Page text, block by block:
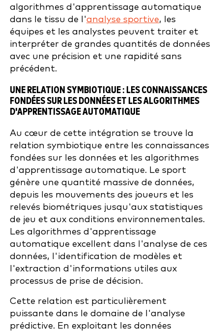
algorithmes d'apprentissage automatique
dans le tissu de l'analyse sportive, les
équipes et les analystes peuvent traiter et
interpréter de grandes quantités de données
avec une précision et une rapidité sans
précédent.
UNE RELATION SYMBIOTIQUE : LES CONNAISSANCES
FONDÉES SUR LES DONNÉES ET LES ALGORITHMES
D'APPRENTISSAGE AUTOMATIQUE
Au cœur de cette intégration se trouve la
relation symbiotique entre les connaissances
fondées sur les données et les algorithmes
d'apprentissage automatique. Le sport
génère une quantité massive de données,
depuis les mouvements des joueurs et les
relevés biométriques jusqu'aux statistiques
de jeu et aux conditions environnementales.
Les algorithmes d'apprentissage
automatique excellent dans l'analyse de ces
données, l'identification de modèles et
l'extraction d'informations utiles aux
processus de prise de décision.
Cette relation est particulièrement
puissante dans le domaine de l'analyse
prédictive. En exploitant les données